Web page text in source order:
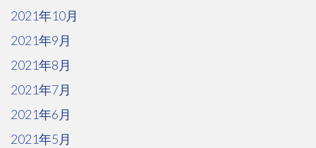
2021年10月
2021年9月
2021年8月
2021年7月
2021年6月
2021年5月